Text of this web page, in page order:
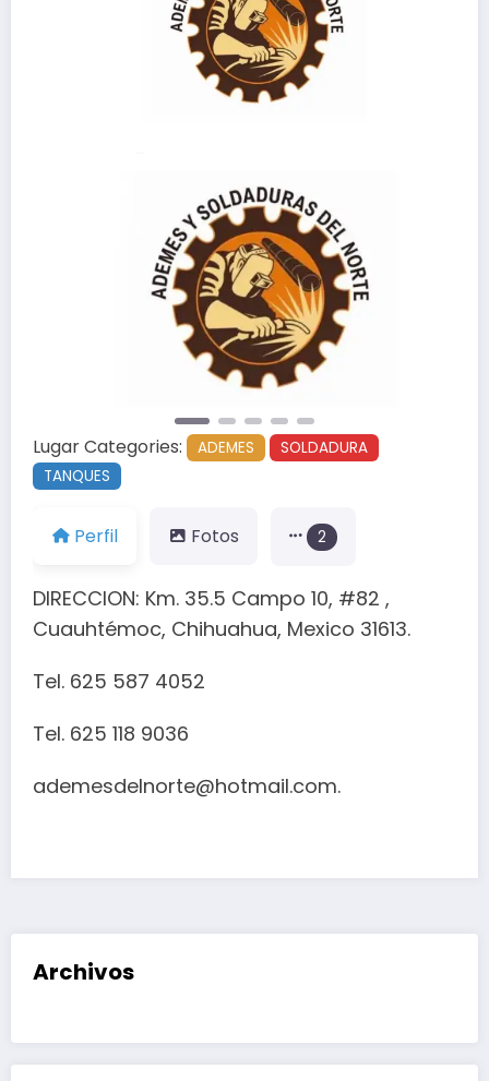
Lugar Categories: ADEMES
SOLDADURA
TANQUES
Perfil Fotos 2
DIRECCION: Km. 35.5 Campo 10, #82 ,
Cuauhtémoc, Chihuahua, Mexico 31613.
Tel. 625 587 4052
Tel. 625 118 9036
ademesdelnorte@hotmail.com.
Archivos